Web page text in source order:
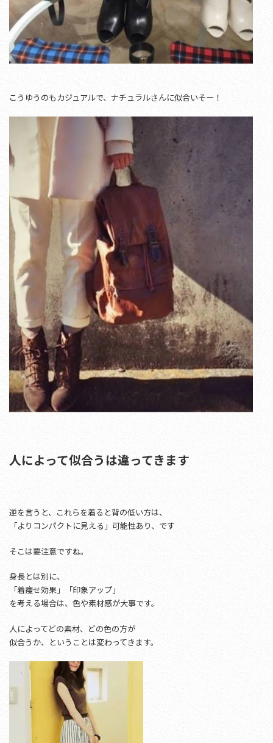
こうゆうのもカジュアルで、ナチュラルさんに似合いそー！
人によって似合うは違ってきます
逆を言うと、これらを着ると背の低い方は、
「よりコンパクトに見える」可能性あり、です
そこは要注意ですね。
身長とは別に、
「着痩せ効果」「印象アップ」
を考える場合は、色や素材感が大事です。
人によってどの素材、どの色の方が
似合うか、ということは変わってきます。